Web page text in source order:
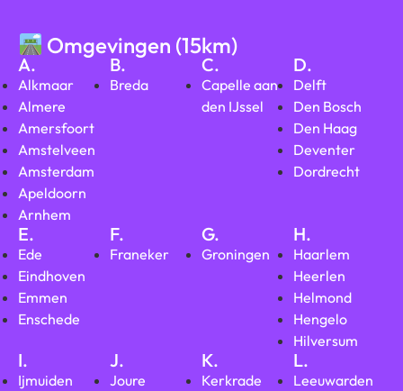
Omgevingen (15km)
A.
Alkmaar
Almere
Amersfoort
Amstelveen
Amsterdam
Apeldoorn
Arnhem
B.
Breda
C.
Capelle aan
den IJssel
D.
Delft
Den Bosch
Den Haag
Deventer
Dordrecht
E.
Ede
Eindhoven
Emmen
Enschede
F.
Franeker
G.
Groningen
H.
Haarlem
Heerlen
Helmond
Hengelo
Hilversum
I.
Ijmuiden
J.
Joure
K.
Kerkrade
L.
Leeuwarden